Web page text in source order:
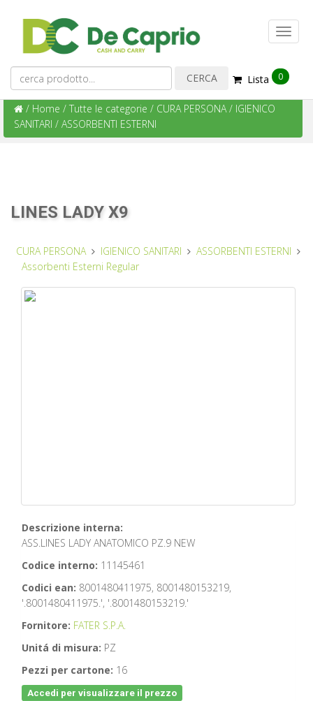
Lista 0
/ Home / Tutte le categorie / CURA PERSONA/ IGIENICO
SANITARI / ASSORBENTI ESTERNI
LINES LADY X9
CURA PERSONA IGIENICO SANITARI
ASSORBENTI ESTERNI
Assorbenti Esterni Regular
Descrizione interna:
ASS.LINES LADY ANATOMICO PZ.9 NEW
Codice interno: 11145461
Codici ean: 8001480411975, 8001480153219,
'.8001480411975.', '.8001480153219.'
Fornitore: FATER S.P.A.
Unitá di misura: PZ
Pezzi per cartone: 16
Accedi per visualizzare il prezzo